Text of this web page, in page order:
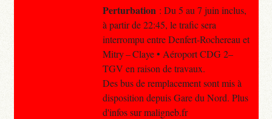
Perturbation : Du 5 au 7 juin inclus,
à partir de 22:45, le trafic sera
interrompu entre Denfert-Rochereau et
Mitry – Claye • Aéroport CDG 2–
TGV en raison de travaux.
Des bus de remplacement sont mis à
disposition depuis Gare du Nord. Plus
d'infos sur maligneb.fr